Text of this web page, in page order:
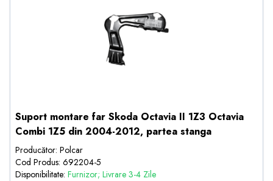
Suport montare far Skoda Octavia II 1Z3 Octavia
Combi 1Z5 din 2004-2012, partea stanga
Producător: Polcar
Cod Produs: 692204-5
Disponibilitate: Furnizor; Livrare 3-4 Zile